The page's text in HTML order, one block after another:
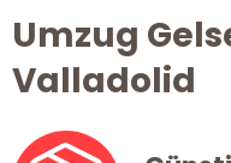
Umzug
Valladolid